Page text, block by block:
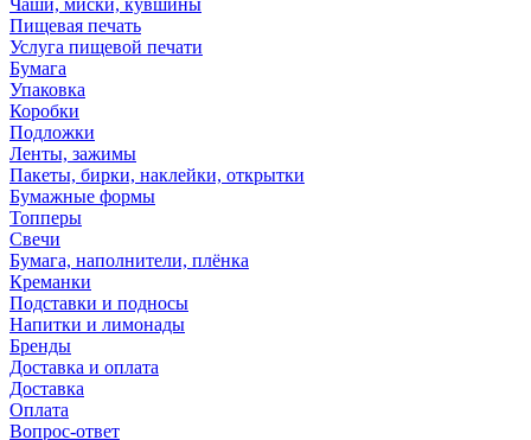
Чаши, миски, кувшины
Пищевая печать
Услуга пищевой печати
Бумага
Упаковка
Коробки
Подложки
Ленты, зажимы
Пакеты, бирки, наклейки, открытки
Бумажные формы
Топперы
Свечи
Бумага, наполнители, плёнка
Креманки
Подставки и подносы
Напитки и лимонады
Бренды
Доставка и оплата
Доставка
Оплата
Вопрос-ответ